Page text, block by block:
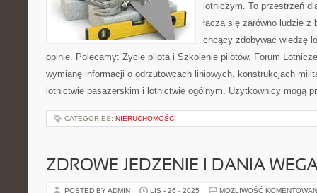
lotniczym. To przestrzeń
łączą się zarówno ludzie z
chcący zdobywać wiedzę
opinie. Polecamy: Życie pilota i Szkolenie pilotów. Forum
wymianę informacji o odrzutowcach liniowych, konstrukcjach
lotnictwie pasażerskim i lotnictwie ogólnym. Użytkownicy mogą
CATEGORIES: NIERUCHOMOŚCI
ZDROWE JEDZENIE I DANIA
POSTED BY ADMIN LIS - 26 - 2025 MOŻLIWOŚĆ